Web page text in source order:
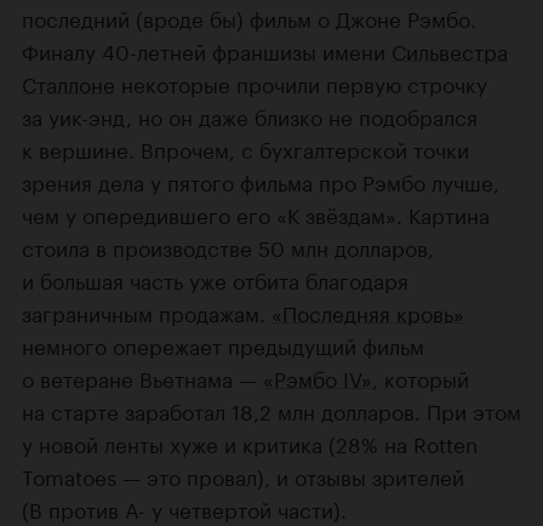
последний (вроде бы) фильм о Джоне Рэмбо.
Финалу 40-летней франшизы имени Сильвестра
Сталлоне некоторые прочили первую строчку
за уик-энд, но он даже близко не подобрался
к вершине. Впрочем, с бухгалтерской точки
зрения дела у пятого фильма про Рэмбо лучше,
чем у опередившего его «К звёздам». Картина
стоила в производстве 50 млн долларов,
и большая часть уже отбита благодаря
заграничным продажам. «Последняя кровь»
немного опережает предыдущий фильм
о ветеране Вьетнама — «Рэмбо IV», который
на старте заработал 18,2 млн долларов. При этом
у новой ленты хуже и критика (28% на Rotten
Tomatoes — это провал), и отзывы зрителей
(B против A- у четвертой части).